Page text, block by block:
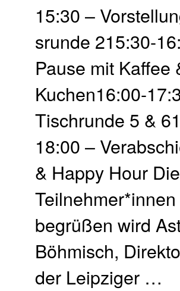
15:30 –
srunde 215:30-
Pause mit Kaffee
Kuchen16:00-
Tisch­runde 5 &
18:00 –
& Happy Hour Die
Teilnehmer*innen
begrüßen wird
Böhmisch,
der Leipziger …